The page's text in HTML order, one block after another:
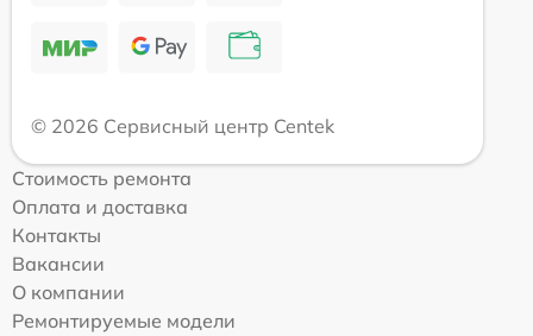
© 2026 Сервисный центр Centek
Стоимость ремонта
Оплата и доставка
Контакты
Вакансии
О компании
Ремонтируемые модели